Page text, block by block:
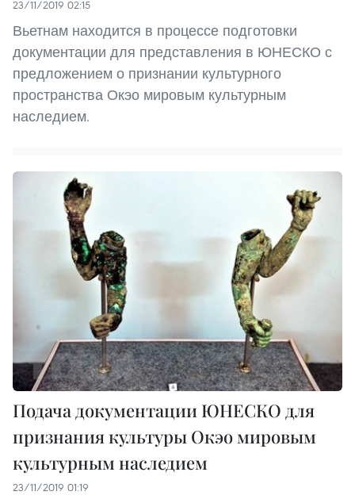
23/11/2019 02:15
Вьетнам находится в процессе подготовки
документации для представления в ЮНЕСКО с
предложением о признании культурного
пространства Окэо мировым культурным
наследием. ​
Подача документации ЮНЕСКО для
признания культуры Oкэo мировым
культурным наследием
23/11/2019 01:19